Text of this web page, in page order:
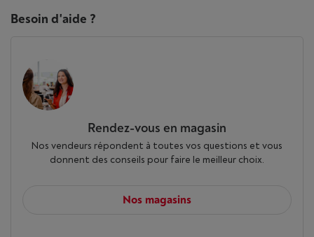
Besoin d'aide ?
Rendez-vous en magasin
Nos vendeurs répondent à toutes vos questions et vous
donnent des conseils pour faire le meilleur choix.
Nos magasins